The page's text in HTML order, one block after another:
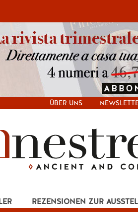
ÜBER UNS
REZENSIONEN ZUR